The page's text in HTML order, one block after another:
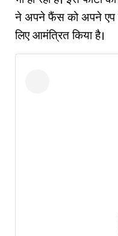
ने अपने फैंस को अपने
लिए आमंत्रित किया है।